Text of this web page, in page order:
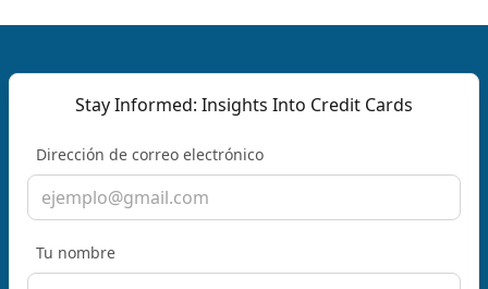
Stay Informed: Insights Into Credit Cards
Dirección de correo electrónico
Tu nombre